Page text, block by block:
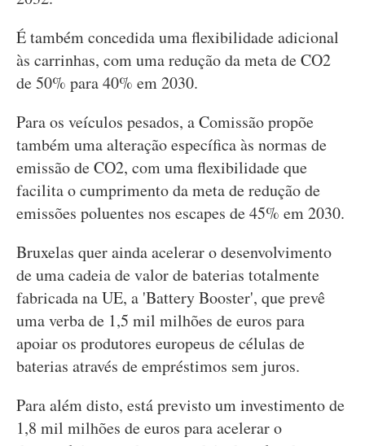
É também concedida uma flexibilidade adicional
às carrinhas, com uma redução da meta de CO2
de 50% para 40% em 2030.
Para os veículos pesados, a Comissão propõe
também uma alteração específica às normas de
emissão de CO2, com uma flexibilidade que
facilita o cumprimento da meta de redução de
emissões poluentes nos escapes de 45% em 2030.
Bruxelas quer ainda acelerar o desenvolvimento
de uma cadeia de valor de baterias totalmente
fabricada na UE, a 'Battery Booster', que prevê
uma verba de 1,5 mil milhões de euros para
apoiar os produtores europeus de células de
baterias através de empréstimos sem juros.
Para além disto, está previsto um investimento de
1,8 mil milhões de euros para acelerar o